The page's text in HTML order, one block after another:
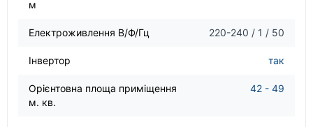
м
Електроживлення В/Ф/Гц 220-240 / 1 / 50
Інвертор так
Орієнтовна площа приміщення
м. кв.
42 - 49